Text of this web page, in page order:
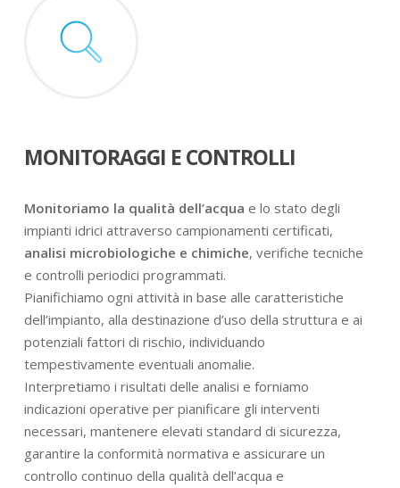
MONITORAGGI E CONTROLLI
Monitoriamo la qualità dell’acqua e lo stato degli
impianti idrici attraverso campionamenti certificati,
analisi microbiologiche e chimiche, verifiche tecniche
e controlli periodici programmati.
Pianifichiamo ogni attività in base alle caratteristiche
dell’impianto, alla destinazione d’uso della struttura e ai
potenziali fattori di rischio, individuando
tempestivamente eventuali anomalie.
Interpretiamo i risultati delle analisi e forniamo
indicazioni operative per pianificare gli interventi
necessari, mantenere elevati standard di sicurezza,
garantire la conformità normativa e assicurare un
controllo continuo della qualità dell’acqua e